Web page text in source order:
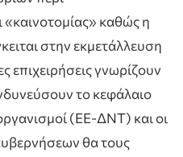
«καινοτομίας» καθώς η
στην εκμετάλλευση
επιχειρήσεις γνωρίζουν
το κεφάλαιο
(ΕΕ-ΔΝΤ) και οι
θα τους